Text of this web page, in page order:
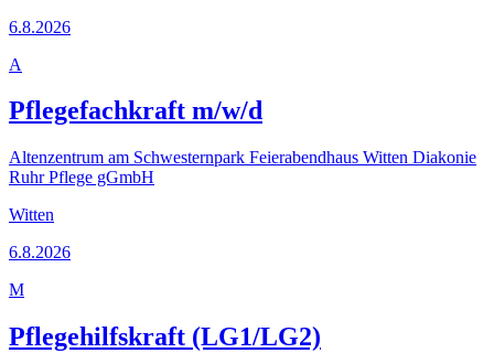
6.8.2026
A
Pflegefachkraft m/w/d
Altenzentrum am Schwesternpark Feierabendhaus Witten Diakonie
Ruhr Pflege gGmbH
Witten
6.8.2026
M
Pflegehilfskraft (LG1/LG2)